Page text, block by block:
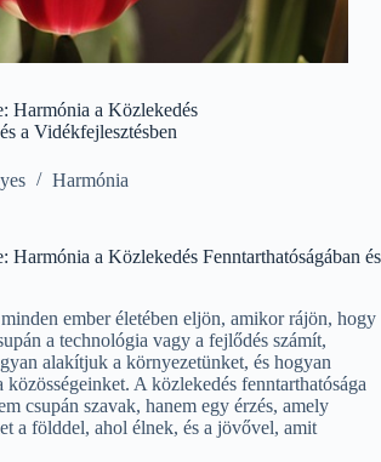
Harmónia a Közlekedés
a Vidékfejlesztésben
Harmónia
Harmónia a Közlekedés Fenntarthatóságában és
ember életében eljön, amikor rájön, hogy
a technológia vagy a fejlődés számít,
alakítjuk a környezetünket, és hogyan
A közlekedés fenntarthatósága
csupán szavak, hanem egy érzés, amely
a földdel, ahol élnek, és a jövővel, amit